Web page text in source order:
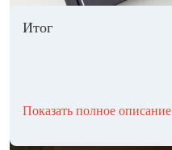
Итог
Показать полное описание